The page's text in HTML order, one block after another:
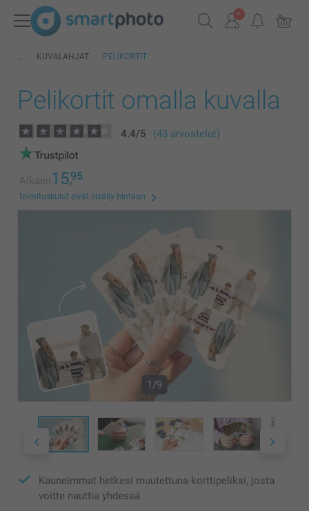
KUVALAHJAT PELIKORTIT
Pelikortit omalla kuvalla
4.4/5 (43 arvostelut)
Alkaen15,95
toimituskulut eivät sisälly hintaan
1/9
Kauneimmat hetkesi muutettuna korttipeliksi, josta
voitte nauttia yhdessä